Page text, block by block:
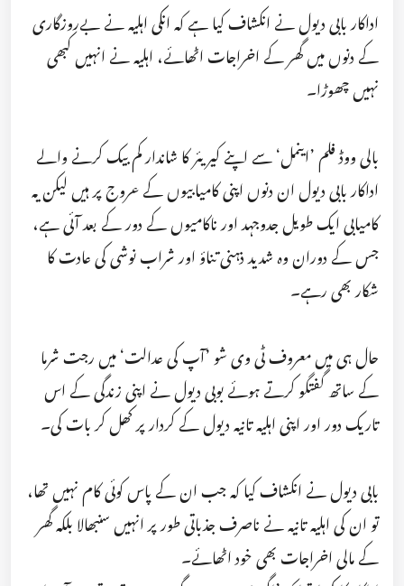
اداکار بابی دیول نے انکشاف کیا ہے کہ انکی اہلیہ نے بےروزگاری
کے دنوں میں گھر کے اخراجات اٹھائے، اہلیہ نے انہیں کبھی
نہیں چھوڑا۔
بالی ووڈ فلم ’اینمل‘ سے اپنے کیریئر کا شاندار کم بیک کرنے والے
اداکار بابی دیول ان دنوں اپنی کامیابیوں کے عروج پر ہیں لیکن یہ
کامیابی ایک طویل جدوجہد اور ناکامیوں کے دور کے بعد آئی ہے،
جس کے دوران وہ شدید ذہنی تناؤ اور شراب نوشی کی عادت کا
شکار بھی رہے۔
حال ہی میں معروف ٹی وی شو ’آپ کی عدالت‘ میں رجت شرما
کے ساتھ گفتگو کرتے ہوئے بوبی دیول نے اپنی زندگی کے اس
تاریک دور اور اپنی اہلیہ تانیہ دیول کے کردار پر کھل کر بات کی۔
بابی دیول نے انکشاف کیا کہ جب ان کے پاس کوئی کام نہیں تھا،
تو ان کی اہلیہ تانیہ نے ناصرف جذباتی طور پر انہیں سنبھالا بلکہ گھر
کے مالی اخراجات بھی خود اٹھائے۔